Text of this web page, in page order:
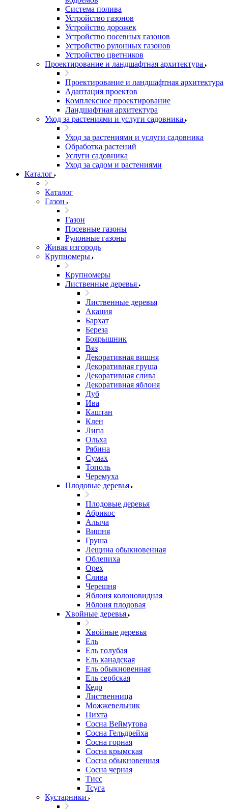
Система полива
Устройство газонов
Устройство дорожек
Устройство посевных газонов
Устройство рулонных газонов
Устройство цветников
Проектирование и ландшафтная архитектура
Проектирование и ландшафтная архитектура
Адаптация проектов
Комплексное проектирование
Ландшафтная архитектура
Уход за растениями и услуги садовника
Уход за растениями и услуги садовника
Обработка растений
Услуги садовника
Уход за садом и растениями
Каталог
Каталог
Газон
Газон
Посевные газоны
Рулонные газоны
Живая изгородь
Крупномеры
Крупномеры
Лиственные деревья
Лиственные деревья
Акация
Бархат
Береза
Боярышник
Вяз
Декоративная вишня
Декоративная груша
Декоративная слива
Декоративная яблоня
Дуб
Ива
Каштан
Клен
Липа
Ольха
Рябина
Сумах
Тополь
Черемуха
Плодовые деревья
Плодовые деревья
Абрикос
Алыча
Вишня
Груша
Лещина обыкновенная
Облепиха
Орех
Слива
Черешня
Яблоня колоновидная
Яблоня плодовая
Хвойные деревья
Хвойные деревья
Ель
Ель голубая
Ель канадская
Ель обыкновенная
Ель сербская
Кедр
Лиственница
Можжевельник
Пихта
Сосна Веймутова
Сосна Гельдрейха
Сосна горная
Сосна крымская
Сосна обыкновенная
Сосна черная
Тисс
Тсуга
Кустарники